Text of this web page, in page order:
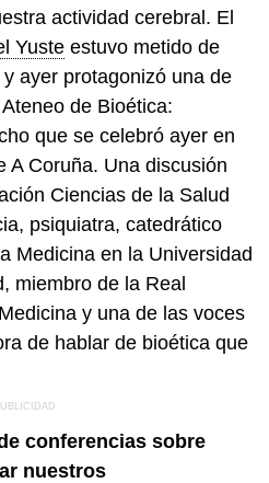
actividad cerebral. El
Yuste estuvo metido de
ayer protagonizó una de
de Bioética:
que se celebró ayer en
A Coruña. Una discusión
Ciencias de la Salud
psiquiatra, catedrático
Medicina en la Universidad
miembro de la Real
y una de las voces
de hablar de bioética que
conferencias sobre
nuestros